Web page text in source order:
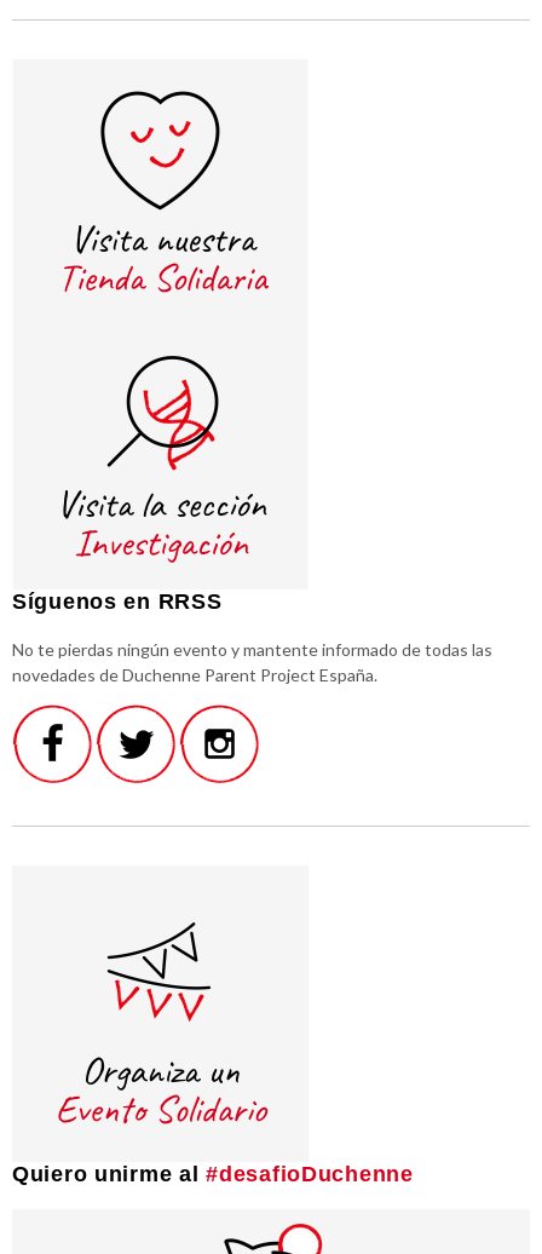
Síguenos en RRSS
No te pierdas ningún evento y mantente informado de todas las
novedades de Duchenne Parent Project España.
Quiero unirme al#desafioDuchenne